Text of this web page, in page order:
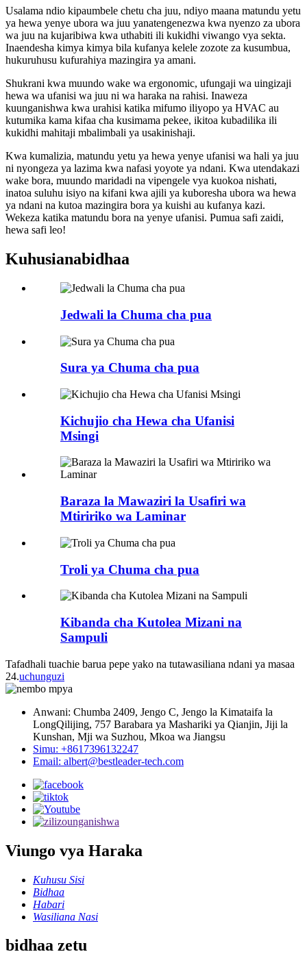
Usalama ndio kipaumbele chetu cha juu, ndiyo maana matundu yetu
ya hewa yenye ubora wa juu yanatengenezwa kwa nyenzo za ubora
wa juu na kujaribiwa kwa uthabiti ili kukidhi viwango vya sekta.
Inaendesha kimya kimya bila kufanya kelele zozote za kusumbua,
hukuruhusu kufurahiya mazingira ya amani.
Shukrani kwa muundo wake wa ergonomic, ufungaji wa uingizaji
hewa wa ufanisi wa juu ni wa haraka na rahisi. Inaweza
kuunganishwa kwa urahisi katika mifumo iliyopo ya HVAC au
kutumika kama kifaa cha kusimama pekee, ikitoa kubadilika ili
kukidhi mahitaji mbalimbali ya usakinishaji.
Kwa kumalizia, matundu yetu ya hewa yenye ufanisi wa hali ya juu
ni nyongeza ya lazima kwa nafasi yoyote ya ndani. Kwa utendakazi
wake bora, muundo maridadi na vipengele vya kuokoa nishati,
inatoa suluhu isiyo na kifani kwa ajili ya kuboresha ubora wa hewa
ya ndani na kutoa mazingira bora ya kuishi au kufanya kazi.
Wekeza katika matundu bora na yenye ufanisi. Pumua safi zaidi,
hewa safi leo!
Kuhusianabidhaa
Jedwali la Chuma cha pua
Sura ya Chuma cha pua
Kichujio cha Hewa cha Ufanisi
Msingi
Baraza la Mawaziri la Usafiri wa
Mtiririko wa Laminar
Troli ya Chuma cha pua
Kibanda cha Kutolea Mizani na
Sampuli
Tafadhali tuachie barua pepe yako na tutawasiliana ndani ya masaa
24.uchunguzi
Anwani: Chumba 2409, Jengo C, Jengo la Kimataifa la
LongQilijing, 757 Barabara ya Mashariki ya Qianjin, Jiji la
Kunshan, Mji wa Suzhou, Mkoa wa Jiangsu
Simu: +8617396132247
Email: albert@bestleader-tech.com
Viungo vya Haraka
Kuhusu Sisi
Bidhaa
Habari
Wasiliana Nasi
bidhaa zetu